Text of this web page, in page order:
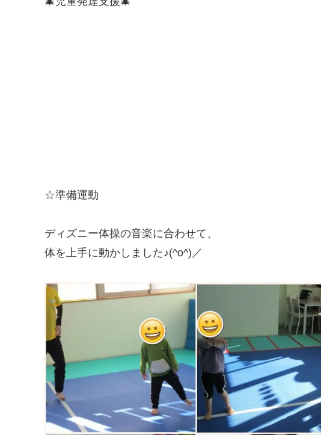
☆準備運動
ディズニー体操の音楽に合わせて、
体を上手に動かしました♪(^o^)／